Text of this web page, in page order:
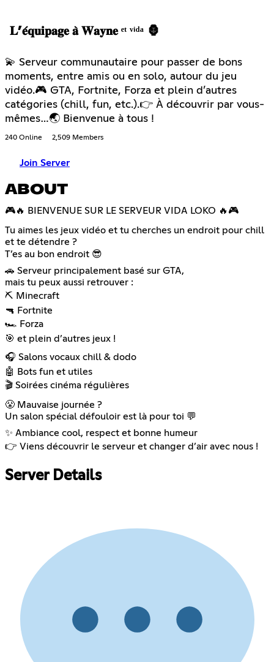
𝐋’𝐞́𝐪𝐮𝐢𝐩𝐚𝐠𝐞 𝐚̀ 𝐖𝐚𝐲𝐧𝐞 ᵉᵗ ᵛⁱᵈᵃ 🦍
💫 Serveur communautaire pour passer de bons
moments, entre amis ou en solo, autour du jeu
vidéo.🎮 GTA, Fortnite, Forza et plein d’autres
catégories (chill, fun, etc.).👉 À découvrir par vous-
mêmes…🌏 Bienvenue à tous !
240 Online 2,509 Members
Join Server
ABOUT
🎮🔥 BIENVENUE SUR LE SERVEUR VIDA LOKO 🔥🎮
Tu aimes les jeux vidéo et tu cherches un endroit pour chill
et te détendre ?
T’es au bon endroit 😎
🚗 Serveur principalement basé sur GTA,
mais tu peux aussi retrouver :
⛏️ Minecraft
🔫 Fortnite
🏎️ Forza
🎯 et plein d’autres jeux !
🎧 Salons vocaux chill & dodo
🤖 Bots fun et utiles
🎬 Soirées cinéma régulières
😤 Mauvaise journée ?
Un salon spécial défouloir est là pour toi 💬
✨ Ambiance cool, respect et bonne humeur
👉 Viens découvrir le serveur et changer d’air avec nous !
Server Details